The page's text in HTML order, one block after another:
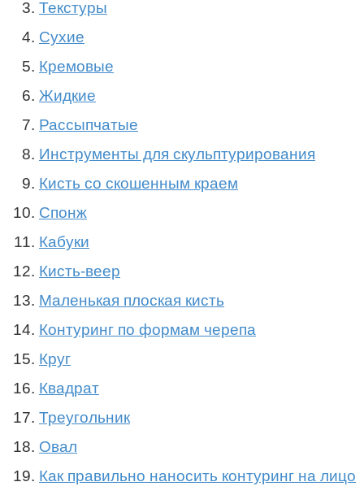
Текстуры
Сухие
Кремовые
Жидкие
Рассыпчатые
Инструменты для скульптурирования
Кисть со скошенным краем
Спонж
Кабуки
Кисть-веер
Маленькая плоская кисть
Контуринг по формам черепа
Круг
Квадрат
Треугольник
Овал
Как правильно наносить контуринг на лицо